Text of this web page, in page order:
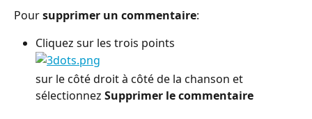
Pour supprimer un commentaire:
Cliquez sur les trois points
sur le côté droit à côté de la chanson et
sélectionnez Supprimer le commentaire